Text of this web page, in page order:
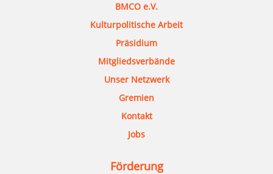
BMCO e.V.
Kulturpolitische Arbeit
Präsidium
Mitgliedsverbände
Unser Netzwerk
Gremien
Kontakt
Jobs
Förderung